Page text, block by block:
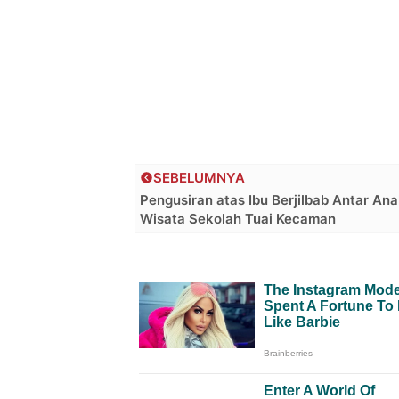
SEBELUMNYA
Pengusiran atas Ibu Berjilbab Antar
Wisata Sekolah Tuai Kecaman